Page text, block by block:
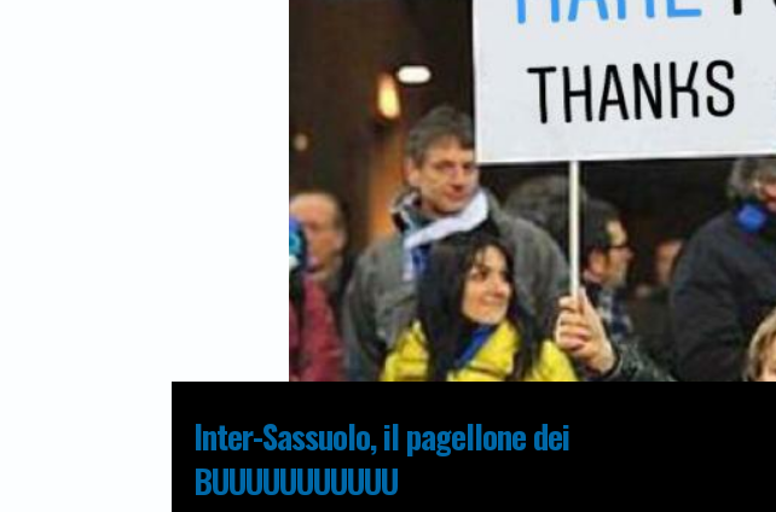
Inter-Sassuolo, il pagellone dei
BUUUUUUUUUUU